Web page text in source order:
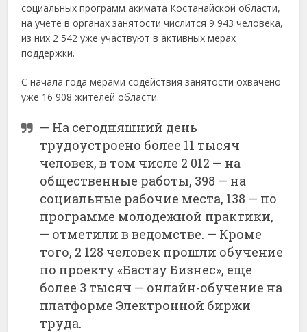
социальных программ акимата Костанайской области,
на учете в органах занятости числится 9 943 человека,
из них 2 542 уже участвуют в активных мерах
поддержки.
С начала года мерами содействия занятости охвачено
уже 16 908 жителей области.
— На сегодняшний день
трудоустроено более 11 тысяч
человек, в том числе 2 012 — на
общественные работы, 398 — на
социальные рабочие места, 138 — по
программе молодежной практики,
— отметили в ведомстве. — Кроме
того, 2 128 человек прошли обучение
по проекту «Бастау Бизнес», еще
более 3 тысяч — онлайн-обучение на
платформе Электронной биржи
труда.